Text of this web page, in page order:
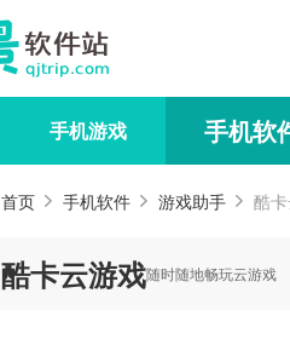
手机游戏 手机软
首页 手机软件 游戏助手 酷
酷卡云游戏随时随地畅玩云游戏